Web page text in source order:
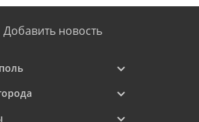
Добавить новость